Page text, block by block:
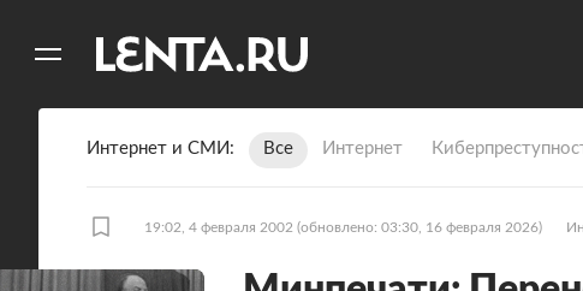
Интернет и СМИ Все Интернет
19:02, 4 февраля 2002 (обновлено: 03:30, 16 февраля 2026)